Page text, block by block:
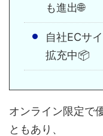
も進出🌐
自社ECサ
拡充中📦
オンライン限定で
ともあり、